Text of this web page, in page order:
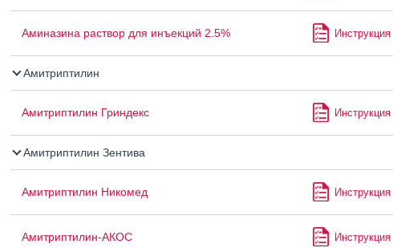
Аминазина раствор для инъекций 2.5% Инструкция
Амитриптилин
Амитриптилин Гриндекс Инструкция
Амитриптилин Зентива
Амитриптилин Никомед Инструкция
Амитриптилин-АКОС Инструкция